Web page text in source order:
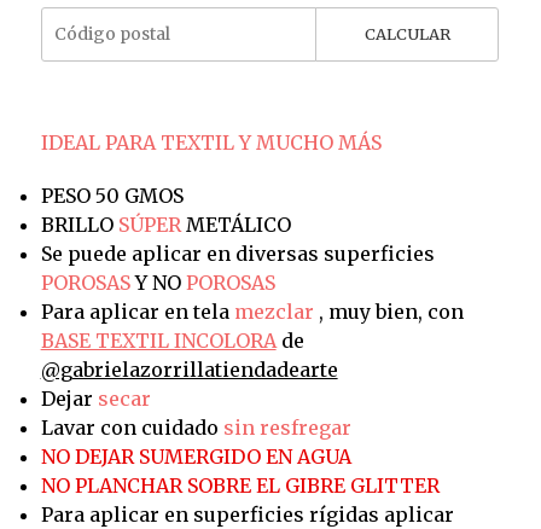
CALCULAR
IDEAL PARA TEXTIL Y MUCHO MÁS
PESO 50 GMOS
BRILLO SÚPERMETÁLICO
Se puede aplicar en diversas superficies
POROSASY NO POROSAS
Para aplicar en tela mezclar , muy bien, con
BASE TEXTIL INCOLORAde
@gabrielazorrillatiendadearte
Dejar secar
Lavar con cuidado sin resfregar
NO DEJAR SUMERGIDO EN AGUA
NO PLANCHAR SOBRE EL GIBRE GLITTER
Para aplicar en superficies rígidas aplicar